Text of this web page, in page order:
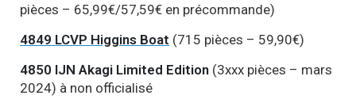
pièces – 65,99€/57,59€ en précommande)
4849 LCVP Higgins Boat (715 pièces – 59,90€)
4850 IJN Akagi Limited Edition (3xxx pièces – mars
2024) à non officialisé